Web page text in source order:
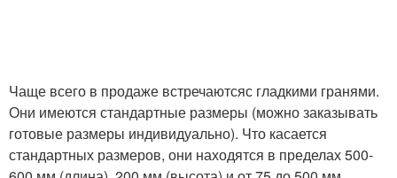
Чаще всего в продаже встречаютсяс гладкими гранями.
Они имеются стандартные размеры (можно заказывать
готовые размеры индивидуально). Что касается
стандартных размеров, они находятся в пределах 500-